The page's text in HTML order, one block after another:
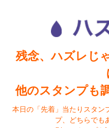
残念、ハズレじ
他のスタンプも
本日の「先着」当たりスタン
プ、どちらでも